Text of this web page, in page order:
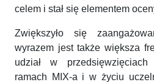
celem i stał się elementem
Zwiększyło się
wyrazem jest także większa
udział w
ramach MIX-a i w życiu